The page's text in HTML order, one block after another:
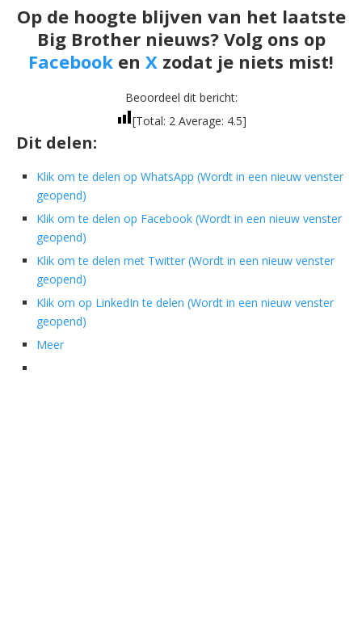
Op de hoogte blijven van het laatste
Big Brother nieuws? Volg ons op
Facebook en X zodat je niets mist!
Beoordeel dit bericht:
[Total: 2 Average: 4.5]
Dit delen:
Klik om te delen op WhatsApp (Wordt in een nieuw venster
geopend)
Klik om te delen op Facebook (Wordt in een nieuw venster
geopend)
Klik om te delen met Twitter (Wordt in een nieuw venster
geopend)
Klik om op LinkedIn te delen (Wordt in een nieuw venster
geopend)
Meer